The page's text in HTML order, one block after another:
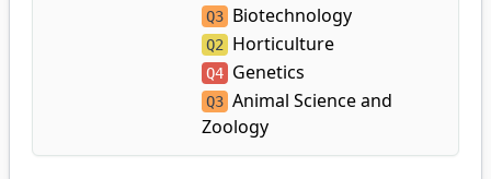
Q3 Biotechnology
Q2 Horticulture
Q4 Genetics
Q3 Animal Science and
Zoology